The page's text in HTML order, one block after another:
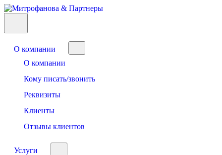
О компании
О компании
Кому писать/звонить
Реквизиты
Клиенты
Отзывы клиентов
Услуги